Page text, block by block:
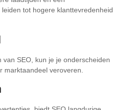
tot hogere klanttevredenheid
SEO, kun je je onderscheiden
veroveren.